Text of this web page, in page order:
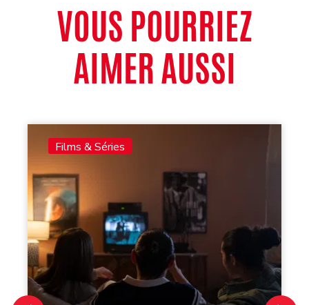
VOUS POURRIEZ
AIMER AUSSI
Films & Séries